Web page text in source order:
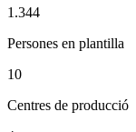
1.344
Persones en plantilla
10
Centres de producció